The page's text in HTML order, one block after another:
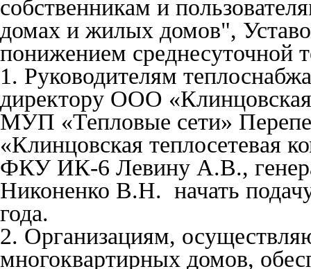
собственникам и
домах и жилых домов",
понижением среднесуточной
1. Руководителям
директору ООО
МУП «Тепловые сети»
«Клинцовская теплосетевая
ФКУ ИК-6 Левину А.В.,
Никоненко В.Н. начать
года.
2. Организациям,
многоквартирных домов,